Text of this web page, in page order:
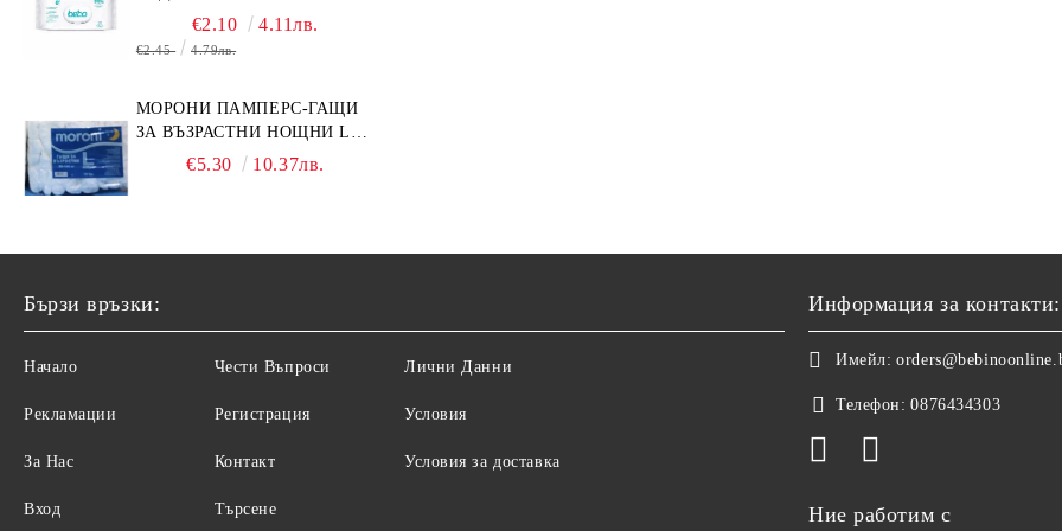
€2.10 4.11лв.
€2.45 4.79лв.
МОРОНИ ПАМПЕРС-ГАЩИ
ЗА ВЪЗРАСТНИ НОЩНИ L
НОЩНИ X 10БР.
€5.30 10.37лв.
Бързи връзки:
Начало
Рекламации
За Нас
Вход
Чести Въпроси
Регистрация
Контакт
Търсене
Лични Данни
Условия
Условия за доставка
Информация за контакти:
Имейл:
Телефон: 0876434303
Ние работим с